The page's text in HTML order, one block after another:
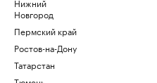
Новгород
Пермский край
Ростов-на-Дону
Татарстан